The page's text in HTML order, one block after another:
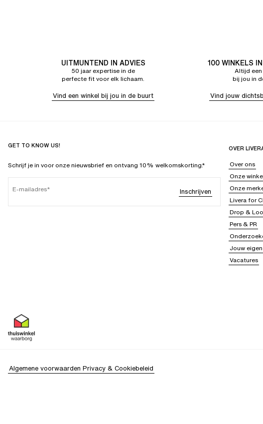
UITMUNTEND IN ADVIES
50 jaar expertise in de
perfecte fit voor elk lichaam.
Vind een winkel bij jou in de buurt
100 WINKELS
Altijd een
bij jou in
Vind jouw
GET TO KNOW US!
Schrijf je in voor onze nieuwsbrief en ontvang 10% welkomskorting.*
E-mailadres Inschrijven
OVER
Over ons
Onze
Onze
Livera for
Drop &
Pers & PR
Jouw
Vacatures
Algemene voorwaarden Privacy & Cookiebeleid